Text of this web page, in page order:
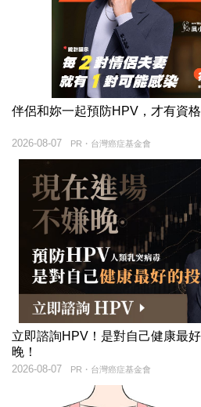
伴侶和妳一起預防HPV，才有資格
PR・台灣癌症基金會
2026-08-07
立即諮詢HPV！是對自己健康最
晚！
PR・台灣癌症基金會
2026-08-07